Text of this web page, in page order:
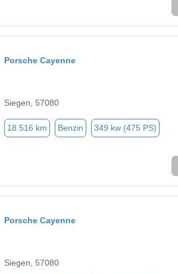
Porsche Cayenne
Siegen, 57080
18.516 km Benzin 349 kw (475 PS)
Porsche Cayenne
Siegen, 57080